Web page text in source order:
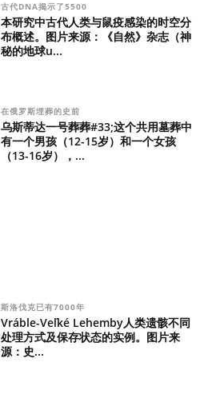
古代DNA揭示了5500
本研究中古代人类与鼠疫感染的时空分
布概述。图片来源：《自然》杂志（神
秘的地球u...
在俄罗斯埋葬的史前
乌斯蒂达一号葬葬#33;这个共用墓葬中
有一个男孩（12-15岁）和一个女孩
（13-16岁），...
斯洛伐克已有7000年
Vráble-Veľké Lehemby人类遗骸不同
处理方式及保存状态的实例。图片来
源：史...